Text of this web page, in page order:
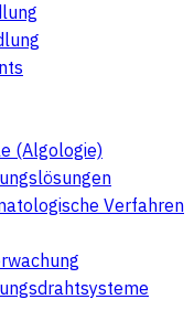
(Algologie)
Verfahren